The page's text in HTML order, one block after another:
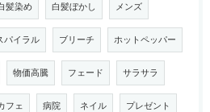
髪染め 白髪ぼかし メンズ
パイラル ブリーチ ホットペッパー
物価高騰 フェード サラサラ
フェ 病院 ネイル プレゼント